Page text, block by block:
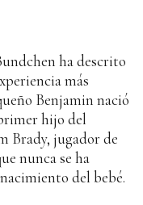
ha descrito
más
Benjamin nació
hijo del
Brady, jugador de
nunca se ha
del bebé.